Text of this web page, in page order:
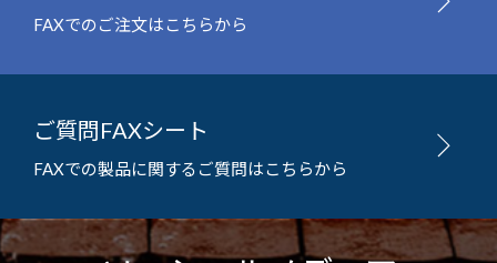
FAXでのご注文はこちらから
ご質問FAXシート
FAXでの製品に関するご質問はこちらから